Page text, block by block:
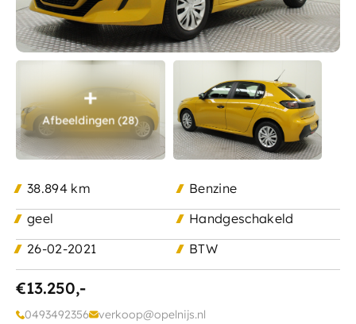
Contact
Ma - Vr:
8.00 - 17.30
Za:
9.00 - 12.00
Zo:
Gesloten
Afbeeldingen (28)
38.894 km
Benzine
geel
Handgeschakeld
26-02-2021
BTW
€13.250,-
0493492356 verkoop@opelnijs.nl